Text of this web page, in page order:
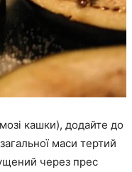
кашки), додайте до
маси тертий
через прес